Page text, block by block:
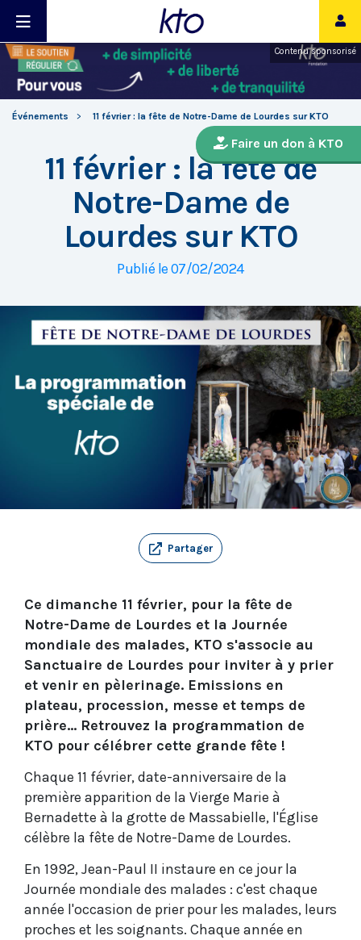
Contenu sponsorisé
Événements 11 février : la fête de Notre-Dame de Lourdes sur KTO
Faire un don à KTO
11 février : la fête de
Notre-Dame de
Lourdes sur KTO
Publié le 07/02/2024
Partager
Ce dimanche 11 février, pour la fête de
Notre-Dame de Lourdes et la Journée
mondiale des malades, KTO s'associe au
Sanctuaire de Lourdes pour inviter à y prier
et venir en pèlerinage. Emissions en
plateau, procession, messe et temps de
prière... Retrouvez la programmation de
KTO pour célébrer cette grande fête !
Chaque 11 février, date-anniversaire de la
première apparition de la Vierge Marie à
Bernadette à la grotte de Massabielle, l'Église
célèbre la fête de Notre-Dame de Lourdes.
En 1992, Jean-Paul II instaure en ce jour la
Journée mondiale des malades : c'est chaque
année l'occasion de prier pour les malades, leurs
proches et les soignants. Chaque année en